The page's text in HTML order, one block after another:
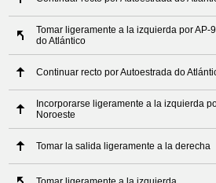
Tomar ligeramente a la izquierda por AP-
do Atlántico
Continuar recto por Autoestrada do
Incorporarse ligeramente a la izquierda
Noroeste
Tomar la salida ligeramente a la derecha